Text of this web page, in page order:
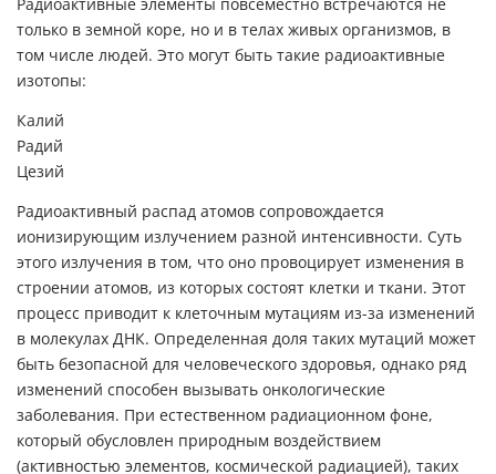
Радиоактивные элементы повсеместно встречаются не
только в земной коре, но и в телах живых организмов, в
том числе людей. Это могут быть такие радиоактивные
изотопы:
Калий
Радий
Цезий
Радиоактивный распад атомов сопровождается
ионизирующим излучением разной интенсивности. Суть
этого излучения в том, что оно провоцирует изменения в
строении атомов, из которых состоят клетки и ткани. Этот
процесс приводит к клеточным мутациям из-за изменений
в молекулах ДНК. Определенная доля таких мутаций может
быть безопасной для человеческого здоровья, однако ряд
изменений способен вызывать онкологические
заболевания. При естественном радиационном фоне,
который обусловлен природным воздействием
(активностью элементов, космической радиацией), таких